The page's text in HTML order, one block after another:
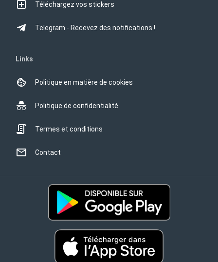
Téléchargez vos stickers
Telegram - Recevez des notifications !
Links
Politique en matière de cookies
Politique de confidentialité
Termes et conditions
Contact